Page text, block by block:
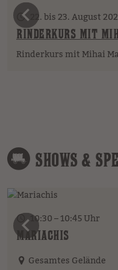
22. bis 23. August
RINDERKURS MIT
Rinderkurs mit Mihai
SHOWS &
10:30 – 10:45 Uhr
MARIACHIS
Gesamtes Gelände